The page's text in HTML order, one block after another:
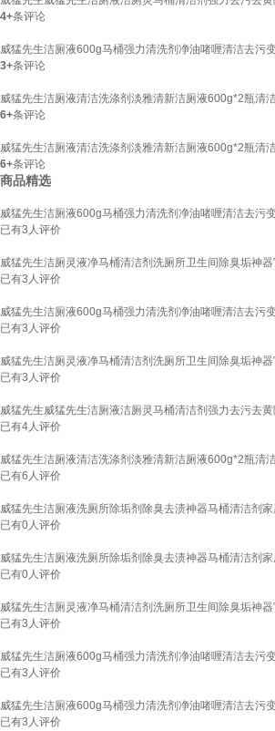
4+条评论
威猛先生洁厕液600g马桶强力清洗剂净油啫喱清洁去污
3+条评论
威猛先生洁厕液清洁洗涤剂淡雅清新洁厕液600g*2瓶清
6+条评论
威猛先生洁厕液清洁洗涤剂淡雅清新洁厕液600g*2瓶清
6+条评论
商品精选
威猛先生洁厕液600g马桶强力清洗剂净油啫喱清洁去污
已有3 人评价
威猛先生洁厕灵液净马桶清洁剂洗厕所卫生间除臭垢神
已有3 人评价
威猛先生洁厕液600g马桶强力清洗剂净油啫喱清洁去污
已有3 人评价
威猛先生洁厕灵液净马桶清洁剂洗厕所卫生间除臭垢神
已有3 人评价
威猛先生威猛先生洁厕液洁厕灵马桶清洁剂强力去污去
已有4人评价
威猛先生洁厕液清洁洗涤剂淡雅清新洁厕液600g*2瓶清
已有6 人评价
威猛先生洁厕液洗厕所除垢剂除臭去渍神器马桶清洁剂
已有0人评价
威猛先生洁厕液洗厕所除垢剂除臭去渍神器马桶清洁剂
已有0人评价
威猛先生洁厕灵液净马桶清洁剂洗厕所卫生间除臭垢神
已有3 人评价
威猛先生洁厕液600g马桶强力清洗剂净油啫喱清洁去污
已有3 人评价
威猛先生洁厕液600g马桶强力清洗剂净油啫喱清洁去污
已有3 人评价